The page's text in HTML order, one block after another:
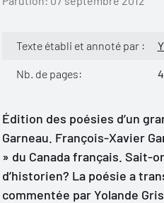
Texte établi et annoté par :
Nb. de pages:
Édition des poésies d’un
Garneau. François-Xavier
» du Canada français. Sait-
d’historien? La poésie a
commentée par Yolande